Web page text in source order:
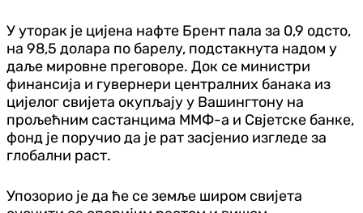
У уторак је цијена нафте Брент пала за 0,9 одсто,
на 98,5 долара по барелу, подстакнута надом у
даље мировне преговоре. Док се министри
финансија и гувернери централних банака из
цијелог свијета окупљају у Вашингтону на
прољећним састанцима ММФ-а и Свјетске банке,
фонд је поручио да је рат засјенио изгледе за
глобални раст.
Упозорио је да ће се земље широм свијета